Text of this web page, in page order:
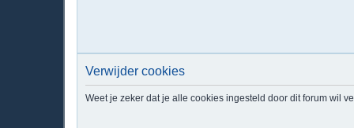
Verwijder cookies
Weet je zeker dat je alle cookies ingesteld door dit forum wil